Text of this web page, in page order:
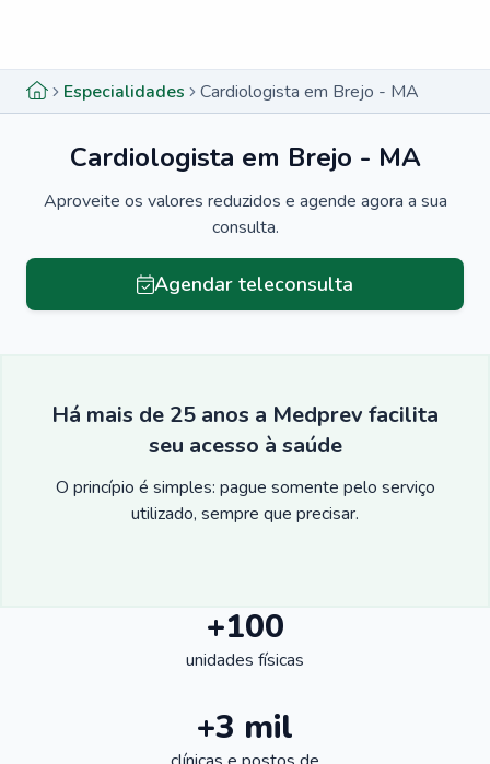
Especialidades Cardiologista em Brejo - MA
Cardiologista em Brejo - MA
Aproveite os valores reduzidos e agende agora a sua
consulta.
Agendar teleconsulta
Há mais de 25 anos a Medprev facilita
seu acesso à saúde
O princípio é simples: pague somente pelo serviço
utilizado, sempre que precisar.
+100
unidades físicas
+3 mil